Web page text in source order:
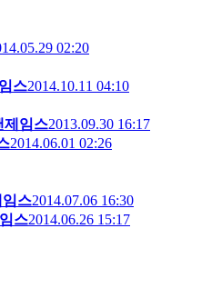
02:20
스2014.10.11 04:10
제임스2013.09.30 16:17
2014.06.01 02:26
스2014.07.06 16:30
스2014.06.26 15:17